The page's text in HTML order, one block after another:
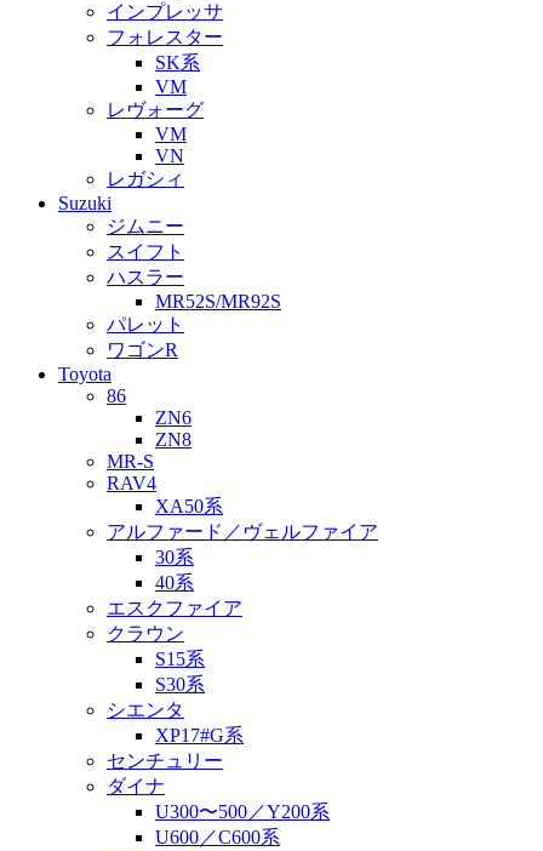
インプレッサ
フォレスター
SK系
VM
レヴォーグ
VM
VN
レガシィ
Suzuki
ジムニー
スイフト
ハスラー
MR52S/MR92S
パレット
ワゴンR
Toyota
86
ZN6
ZN8
MR-S
RAV4
XA50系
アルファード／ヴェルファイア
30系
40系
エスクファイア
クラウン
S15系
S30系
シエンタ
XP17#G系
センチュリー
ダイナ
U300〜500／Y200系
U600／C600系